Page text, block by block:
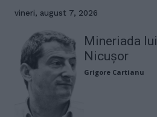
vineri, august 7, 2026
Mineriada lui
Nicușor
Grigore Cartianu